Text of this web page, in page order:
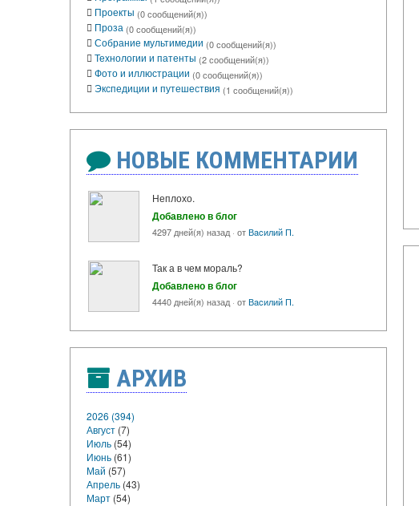
Проекты (0 сообщений(я))
Проза (0 сообщений(я))
Собрание мультимедии (0 сообщений(я))
Технологии и патенты (2 сообщений(я))
Фото и иллюстрации (0 сообщений(я))
Экспедиции и путешествия (1 сообщений(я))
НОВЫЕ КОММЕНТАРИИ
Неплохо.
Добавлено в блог
4297 дней(я) назад · отВacилий П.
Так а в чем мораль?
Добавлено в блог
4440 дней(я) назад · отВacилий П.
АРХИВ
2026 (394)
Август (7)
Июль (54)
Июнь (61)
Май (57)
Апрель (43)
Март (54)